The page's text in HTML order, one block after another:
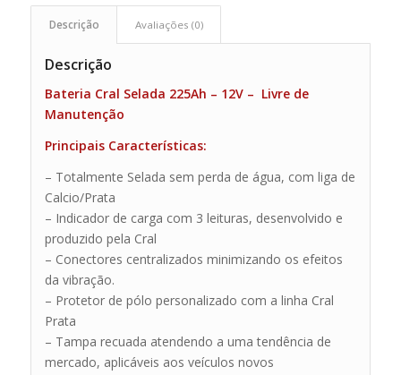
Descrição Avaliações (0)
Descrição
Bateria Cral Selada 225Ah – 12V – Livre de
Manutenção
Principais Características:
– Totalmente Selada sem perda de água, com liga de
Calcio/Prata
– Indicador de carga com 3 leituras, desenvolvido e
produzido pela Cral
– Conectores centralizados minimizando os efeitos
da vibração.
– Protetor de pólo personalizado com a linha Cral
Prata
– Tampa recuada atendendo a uma tendência de
mercado, aplicáveis aos veículos novos